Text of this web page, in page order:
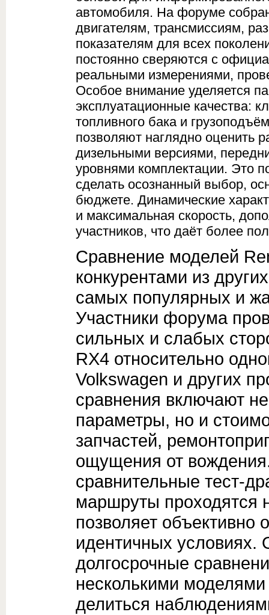
автомобиля. На форуме
двигателям, трансмиссиям,
показателям для всех
постоянно сверяются с
реальными измерениями,
Особое внимание уделяется
эксплуатационные качества:
топливного бака и
позволяют наглядно оценить
дизельными версиями,
уровнями комплектации. Это
сделать осознанный выбор,
бюджете. Динамические
и максимальная скорость,
участников, что даёт более
Сравнение моделей
конкурентами из
самых популярных и
Участники форума
сильных и слабых
RX4 относительно
Volkswagen и других
сравнения включают
параметры, но и
запчастей,
ощущения от
сравнительные тест-
маршруты проходятся
позволяет объективно
идентичных
долгосрочные
несколькими
делиться